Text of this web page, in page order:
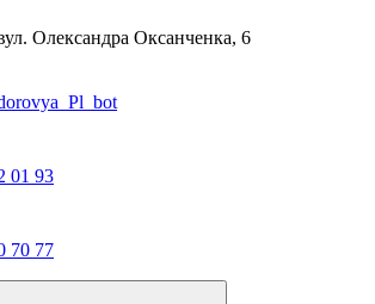
Олександра Оксанченка, 6
01 93
70 77